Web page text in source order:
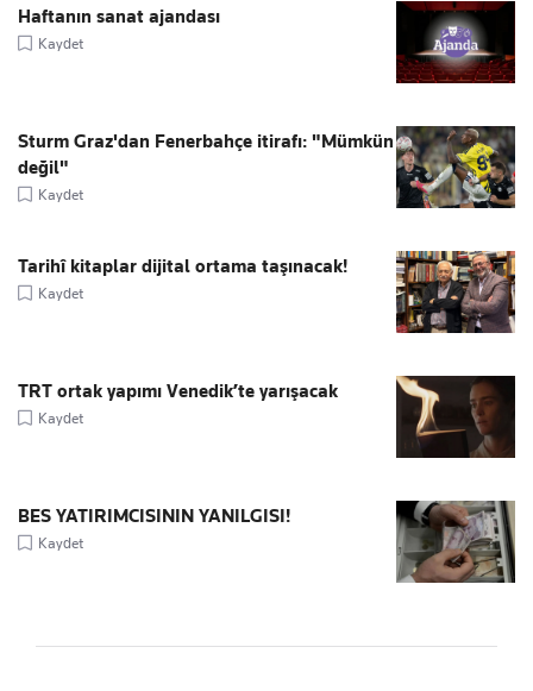
Haftanın sanat ajandası
Kaydet
Sturm Graz'dan Fenerbahçe itirafı: "Mümkün
değil"
Kaydet
Tarihî kitaplar dijital ortama taşınacak!
Kaydet
TRT ortak yapımı Venedik’te yarışacak
Kaydet
BES YATIRIMCISININ YANILGISI!
Kaydet